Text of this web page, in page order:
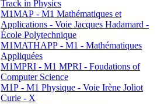
Track in Physics
M1MAP - M1 Mathématiques et
Applications - Voie Jacques Hadamard -
École Polytechnique
M1MATHAPP - M1 - Mathématiques
Appliquées
M1MPRI - M1 MPRI - Foudations of
Computer Science
M1P - M1 Physique - Voie Irène Joliot
Curie - X